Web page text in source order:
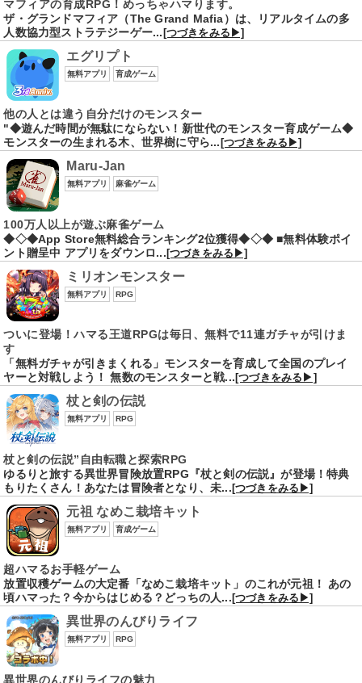
マフィアの育成RPG！めっちゃハマります。
ザ・グランドマフィア（The Grand Mafia）は、リアルタイムの多
人数協力型ストラテジーゲー... [つづきをみる▶]
エグリプト
無料アプリ 育成ゲーム
他の人とは違う自分だけのモンスター
"◆遊んだ時間が無駄にならない！新世代のモンスター育成ゲーム◆
モンスターの生まれる木、世界樹に守ら... [つづきをみる▶]
Maru-Jan
無料アプリ 麻雀ゲーム
100万人以上が遊ぶ麻雀ゲーム
◆◇◆App Store無料総合ランキング2位獲得◆◇◆ ■無料体験ポイ
ント贈呈中 アプリをダウンロ... [つづきをみる▶]
ミリオンモンスター
無料アプリ RPG
ついに登場！ハマる王道RPGは毎日、無料で11連ガチャが引けま
す
「無料ガチャが引きまくれる」モンスターを育成して全国のプレイ
ヤーと対戦しよう！ 無数のモンスターと戦...[つづきをみる▶]
杖と剣の伝説
無料アプリ RPG
杖と剣の伝説”自由転職と探索RPG
ゆるりと旅する異世界冒険放置RPG『杖と剣の伝説』が登場！特典
もりたくさん！あなたは冒険者となり、未... [つづきをみる▶]
元祖 なめこ栽培キット
無料アプリ 育成ゲーム
超ハマるお手軽ゲーム
放置収穫ゲームの大定番「なめこ栽培キット」のこれが元祖！ あの
頃ハマった？今からはじめる？どっちの人... [つづきをみる▶]
異世界のんびりライフ
無料アプリ RPG
異世界のんびりライフの魅力